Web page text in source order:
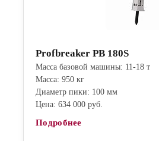
Profbreaker PB 180S
Масса базовой машины: 11-18 т
Масса: 950 кг
Диаметр пики: 100 мм
Цена: 634 000 руб.
Подробнее